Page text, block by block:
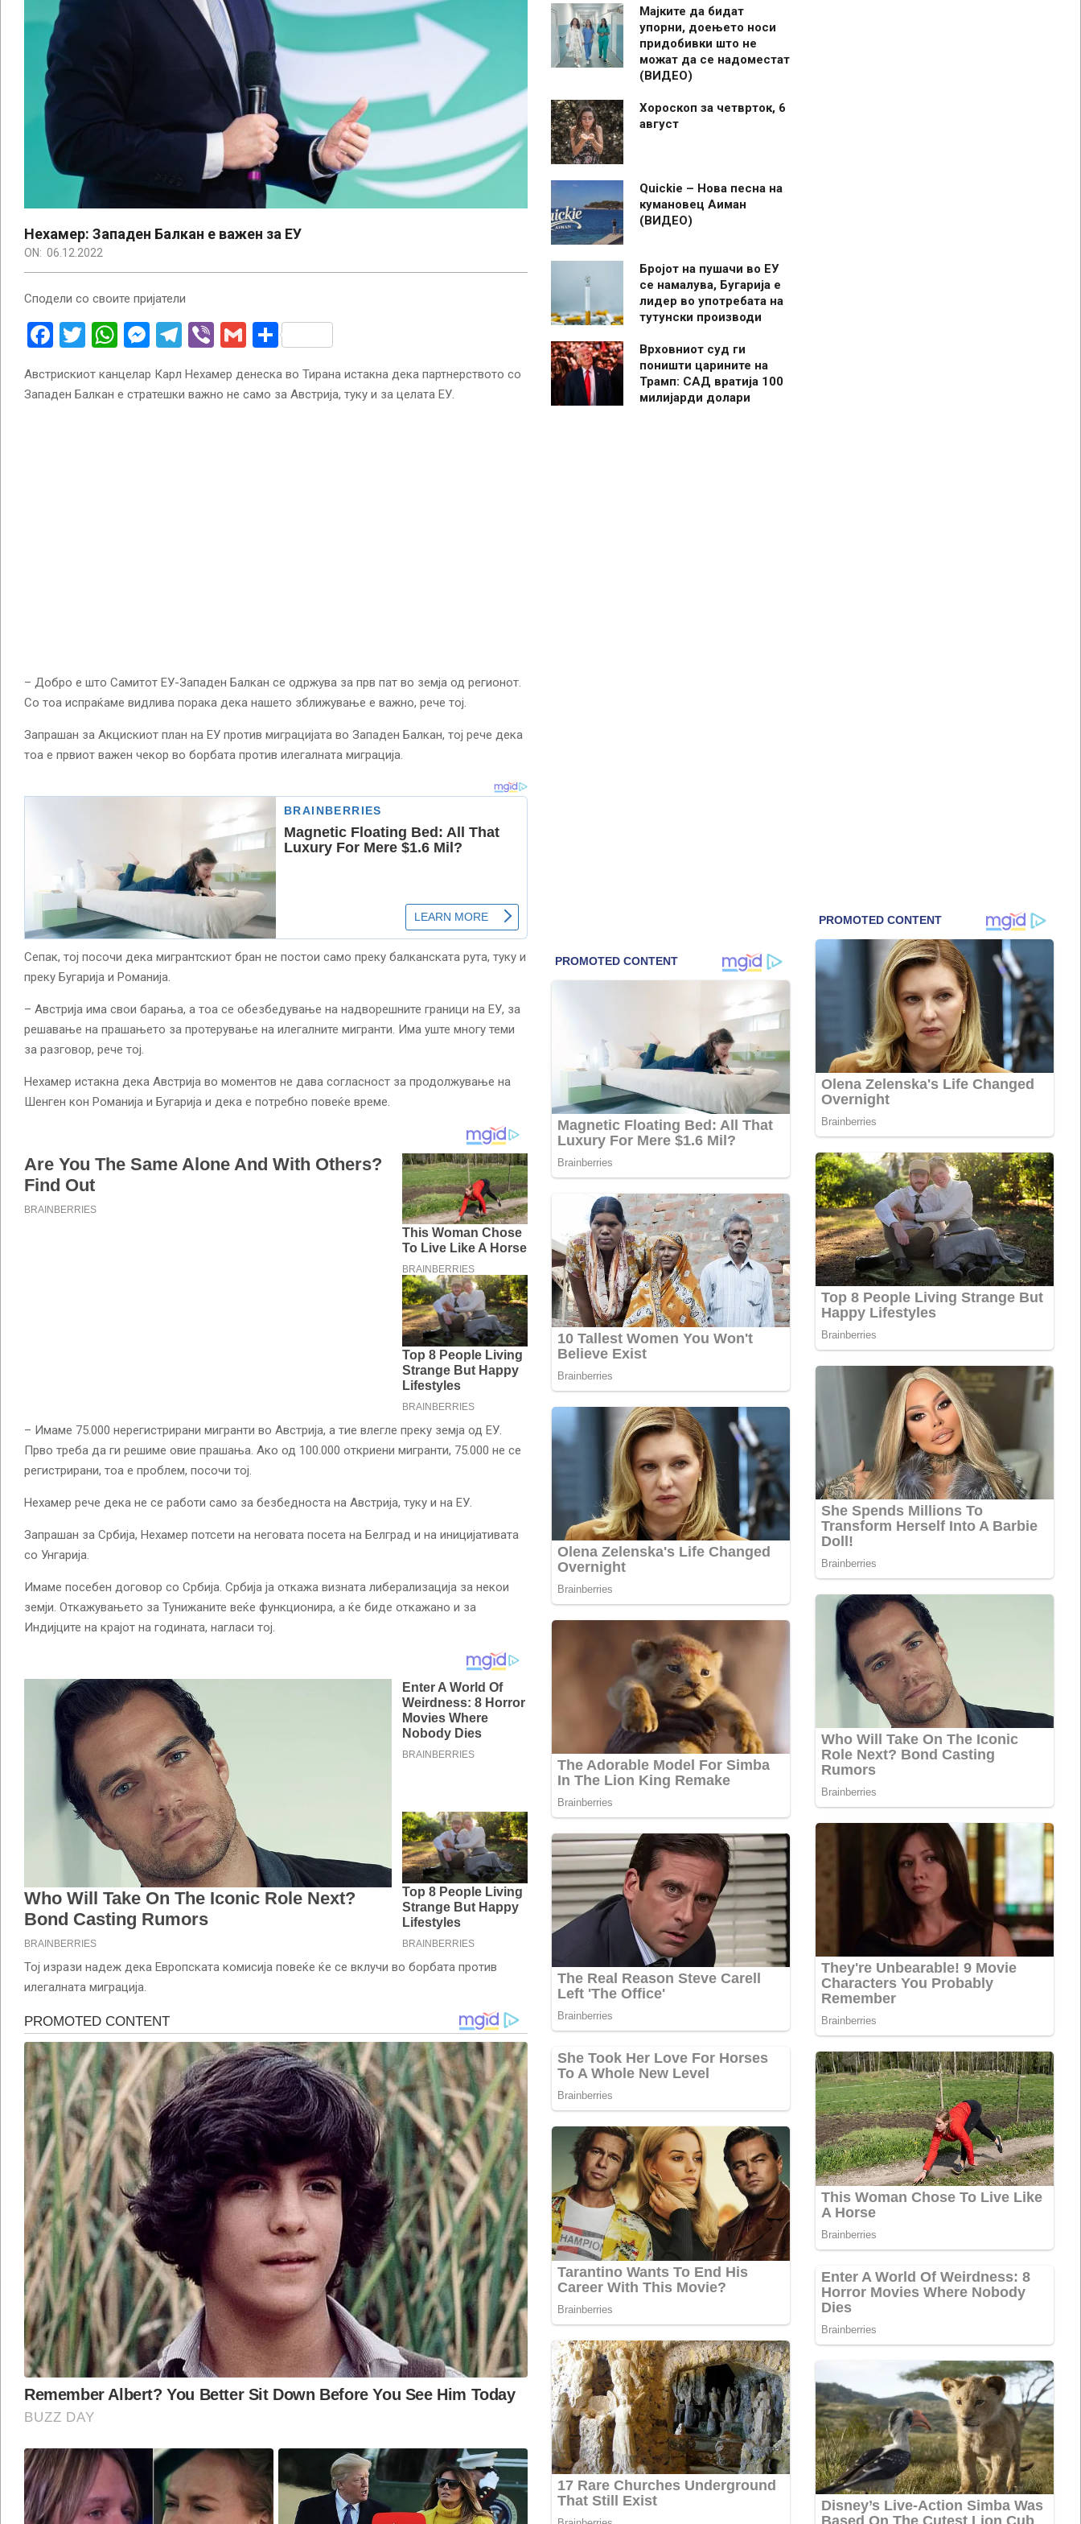
Нехамер: Западен Балкан е важен за ЕУ
ON: 06.12.2022
Сподели со своите пријатели
Facebook
Twitter
WhatsApp
Messenger
Telegram
ViberGmailShare
Австрискиот канцелар Карл Нехамер денеска во Тирана истакна дека партнерството со
Западен Балкан е стратешки важно не само за Австрија, туку и за целата ЕУ.
– Добро е што Самитот ЕУ-Западен Балкан се одржува за прв пат во земја од регионот.
Со тоа испраќаме видлива порака дека нашето зближување е важно, рече тој.
Запрашан за Акцискиот план на ЕУ против миграцијата во Западен Балкан, тој рече дека
тоа е првиот важен чекор во борбата против илегалната миграција.
Сепак, тој посочи дека мигрантскиот бран не постои само преку балканската рута, туку и
преку Бугарија и Романија.
– Австрија има свои барања, а тоа се обезбедување на надворешните граници на ЕУ, за
решавање на прашањето за протерување на илегалните мигранти. Има уште многу теми
за разговор, рече тој.
Нехамер истакна дека Австрија во моментов не дава согласност за продолжување на
Шенген кон Романија и Бугарија и дека е потребно повеќе време.
– Имаме 75.000 нерегистрирани мигранти во Австрија, а тие влегле преку земја од ЕУ.
Прво треба да ги решиме овие прашања. Ако од 100.000 откриени мигранти, 75.000 не се
регистрирани, тоа е проблем, посочи тој.
Нехамер рече дека не се работи само за безбедноста на Австрија, туку и на ЕУ.
Запрашан за Србија, Нехамер потсети на неговата посета на Белград и на иницијативата
со Унгарија.
Имаме посебен договор со Србија. Србија ја откажа визната либерализација за некои
земји. Откажувањето за Тунижаните веќе функционира, а ќе биде откажано и за
Индијците на крајот на годината, нагласи тој.
Тој изрази надеж дека Европската комисија повеќе ќе се вклучи во борбата против
илегалната миграција.
Мајките да бидат
упорни, доењето носи
придобивки што не
можат да се надоместат
(ВИДЕО)
Хороскоп за четврток, 6
август
Quickie – Нова песна на
кумановец Аиман
(ВИДЕО)
Бројот на пушачи во ЕУ
се намалува, Бугарија е
лидер во употребата на
тутунски производи
Врховниот суд ги
поништи царините на
Трамп: САД вратија 100
милијарди долари